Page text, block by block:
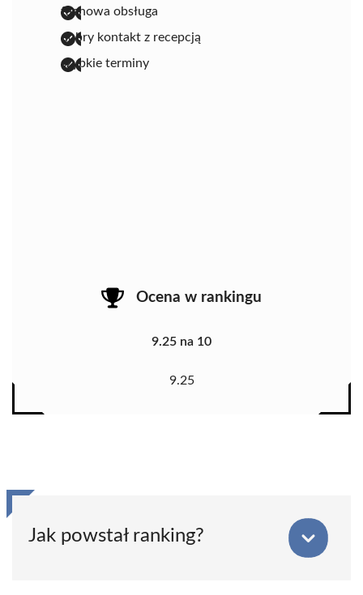
fachowa obsługa
dobry kontakt z recepcją
szybkie terminy
Ocena w rankingu
9.25 na 10
9.25
Jak powstał ranking?